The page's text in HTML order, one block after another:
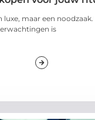
luxe, maar een
is